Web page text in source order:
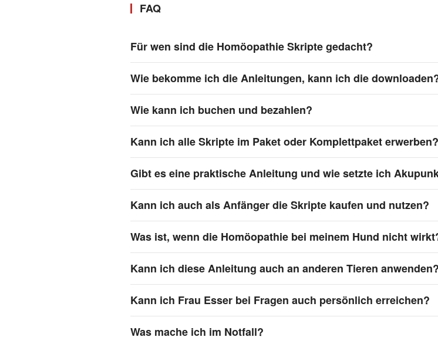
FAQ
Für wen sind die Homöopathie Skripte gedacht?
Wie bekomme ich die Anleitungen, kann ich die
Wie kann ich buchen und bezahlen?
Kann ich alle Skripte im Paket oder Komplettpaket
Gibt es eine praktische Anleitung und wie setzte ich
Kann ich auch als Anfänger die Skripte kaufen und nutzen?
Was ist, wenn die Homöopathie bei meinem Hund nicht
Kann ich diese Anleitung auch an anderen Tieren anwenden?
Kann ich Frau Esser bei Fragen auch persönlich erreichen?
Was mache ich im Notfall?